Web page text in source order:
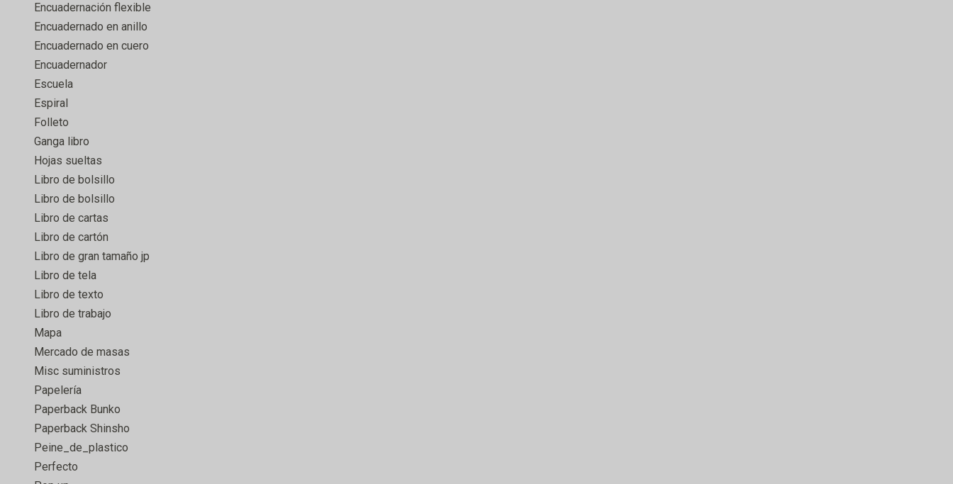
Encuadernación flexible
Encuadernado en anillo
Encuadernado en cuero
Encuadernador
Escuela
Espiral
Folleto
Ganga libro
Hojas sueltas
Libro de bolsillo
Libro de bolsillo
Libro de cartas
Libro de cartón
Libro de gran tamaño jp
Libro de tela
Libro de texto
Libro de trabajo
Mapa
Mercado de masas
Misc suministros
Papelería
Paperback Bunko
Paperback Shinsho
Peine_de_plastico
Perfecto